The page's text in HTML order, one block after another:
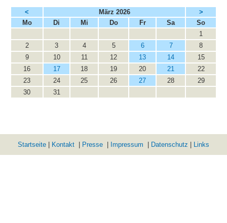
< März 2026
>
Montag Di Mittwoch Donnerstag
Freitag Samstag Sonntag
1
2
3 4 5 6 7
8
9
10 11 12 13 14
15
16
17 18 19 20 21
22
23
24 25 26 27 28
29
30
31
Startseite Kontakt Presse Impressum Datenschutz Links